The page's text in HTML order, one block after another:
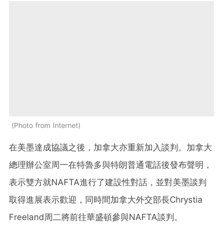
Photo from Internet
在美墨達成協議之後，加拿大亦重新加入談判。加拿大
總理辦公室周一在特魯多與特朗普通電話後發布聲明，
表示雙方就NAFTA進行了建設性對話，並對美墨談判
取得進展表示歡迎，同時間加拿大外交部長Chrystia
Freeland周二將前往華盛頓參與NAFTA談判。